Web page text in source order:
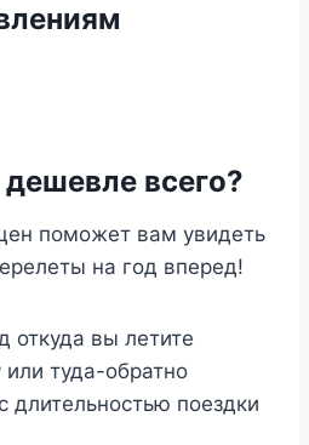
дешевле всего?
поможет вам увидеть
на год вперед!
откуда вы летите
или туда-обратно
длительностью поездки